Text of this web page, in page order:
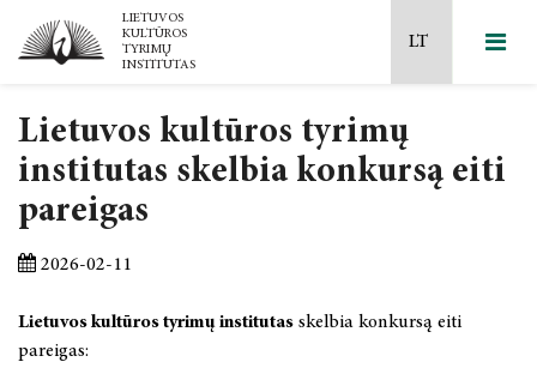
2026 m. balandžio 25 d.
2026 m. gegužės 14–15 d.
Mokslinių tyrimų kryptys ir temos
Mokslo taryba
Laisvos prieigos leidiniai
Filosofijos krypties
Lietuvos kultūros tyrimų
institutas skelbia konkursą eiti
pareigas
2026-02-11
Lietuvos kultūros tyrimų institutas skelbia konkursą eiti
pareigas: